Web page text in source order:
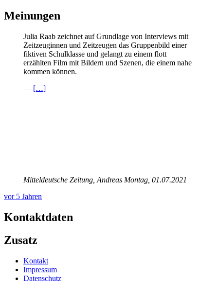
Meinungen
Julia Raab zeichnet auf Grundlage von Interviews mit
Zeitzeuginnen und Zeitzeugen das Gruppenbild einer
fiktiven Schulklasse und gelangt zu einem flott
erzählten Film mit Bildern und Szenen, die einem nahe
kommen können.
— […]
Mitteldeutsche Zeitung, Andreas Montag, 01.07.2021
vor 5 Jahren
Kontaktdaten
Zusatz
Kontakt
Impressum
Datenschutz